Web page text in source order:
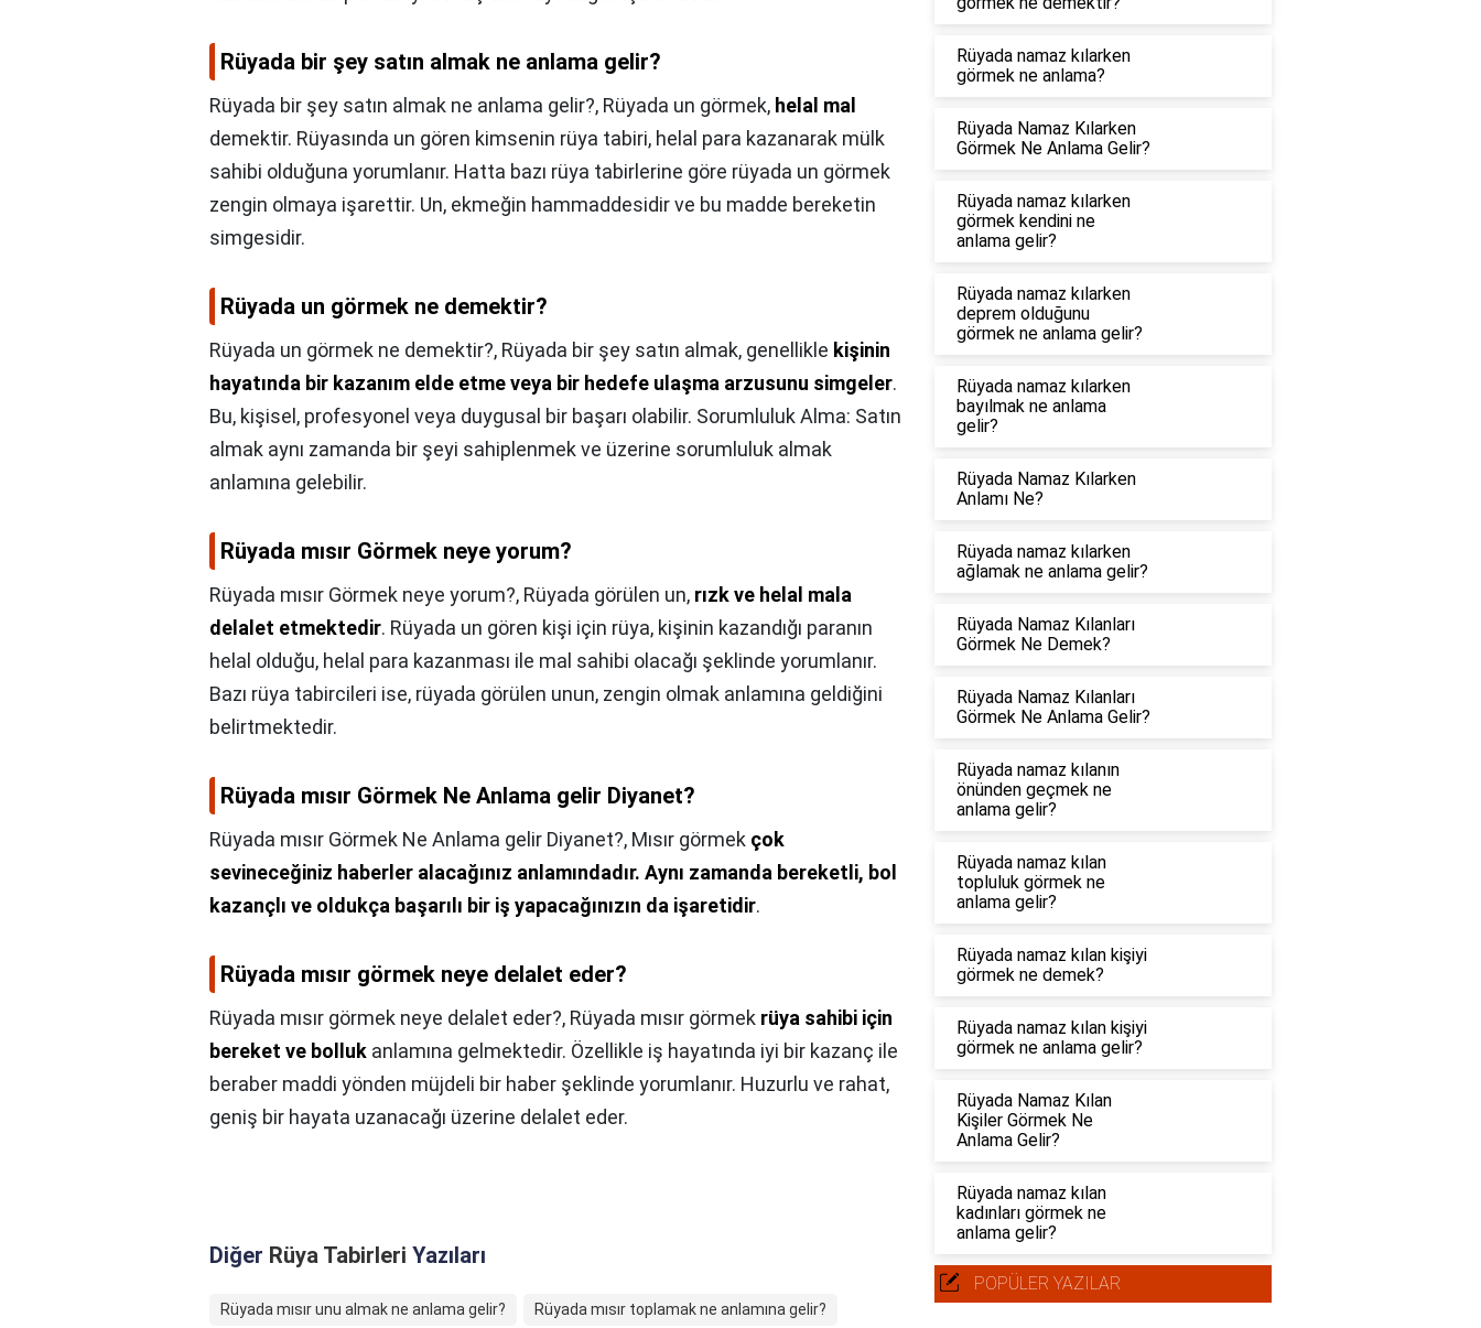
Rüyada bir şey satın almak ne anlama gelir?
Rüyada bir şey satın almak ne anlama gelir?, Rüyada un görmek, helal mal
demektir. Rüyasında un gören kimsenin rüya tabiri, helal para kazanarak mülk
sahibi olduğuna yorumlanır. Hatta bazı rüya tabirlerine göre rüyada un görmek
zengin olmaya işarettir. Un, ekmeğin hammaddesidir ve bu madde bereketin
simgesidir.
Rüyada un görmek ne demektir?
Rüyada un görmek ne demektir?, Rüyada bir şey satın almak, genellikle kişinin
hayatında bir kazanım elde etme veya bir hedefe ulaşma arzusunu simgeler.
Bu, kişisel, profesyonel veya duygusal bir başarı olabilir. Sorumluluk Alma: Satın
almak aynı zamanda bir şeyi sahiplenmek ve üzerine sorumluluk almak
anlamına gelebilir.
Rüyada mısır Görmek neye yorum?
Rüyada mısır Görmek neye yorum?, Rüyada görülen un, rızk ve helal mala
delalet etmektedir. Rüyada un gören kişi için rüya, kişinin kazandığı paranın
helal olduğu, helal para kazanması ile mal sahibi olacağı şeklinde yorumlanır.
Bazı rüya tabircileri ise, rüyada görülen unun, zengin olmak anlamına geldiğini
belirtmektedir.
Rüyada mısır Görmek Ne Anlama gelir Diyanet?
Rüyada mısır Görmek Ne Anlama gelir Diyanet?, Mısır görmek çok
sevineceğiniz haberler alacağınız anlamındadır. Aynı zamanda bereketli, bol
kazançlı ve oldukça başarılı bir iş yapacağınızın da işaretidir.
Rüyada mısır görmek neye delalet eder?
Rüyada mısır görmek neye delalet eder?, Rüyada mısır görmek rüya sahibi için
bereket ve bolluk anlamına gelmektedir. Özellikle iş hayatında iyi bir kazanç ile
beraber maddi yönden müjdeli bir haber şeklinde yorumlanır. Huzurlu ve rahat,
geniş bir hayata uzanacağı üzerine delalet eder.
Diğer Rüya Tabirleri Yazıları
Rüyada mısır unu almak ne anlama gelir? Rüyada mısır toplamak ne anlamına gelir?
Rüyada namaz kılarken
görmek ne anlama?
Rüyada Namaz Kılarken
Görmek Ne Anlama Gelir?
Rüyada namaz kılarken
görmek kendini ne
anlama gelir?
Rüyada namaz kılarken
deprem olduğunu
görmek ne anlama gelir?
Rüyada namaz kılarken
bayılmak ne anlama
gelir?
Rüyada Namaz Kılarken
Anlamı Ne?
Rüyada namaz kılarken
ağlamak ne anlama gelir?
Rüyada Namaz Kılanları
Görmek Ne Demek?
Rüyada Namaz Kılanları
Görmek Ne Anlama Gelir?
Rüyada namaz kılanın
önünden geçmek ne
anlama gelir?
Rüyada namaz kılan
topluluk görmek ne
anlama gelir?
Rüyada namaz kılan kişiyi
görmek ne demek?
Rüyada namaz kılan kişiyi
görmek ne anlama gelir?
Rüyada Namaz Kılan
Kişiler Görmek Ne
Anlama Gelir?
Rüyada namaz kılan
kadınları görmek ne
anlama gelir?
POPÜLER YAZILAR